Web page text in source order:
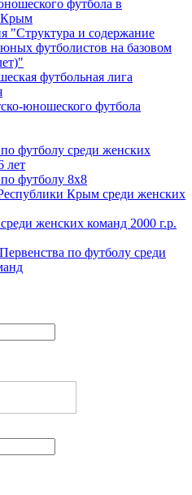
футбола в
Крым
"Структура и содержание
футболистов на базовом
футбольная лига
юношеского футбола
футболу среди женских
лет
футболу 8х8
Крым среди женских
женских команд 2000 г.р.
по футболу среди